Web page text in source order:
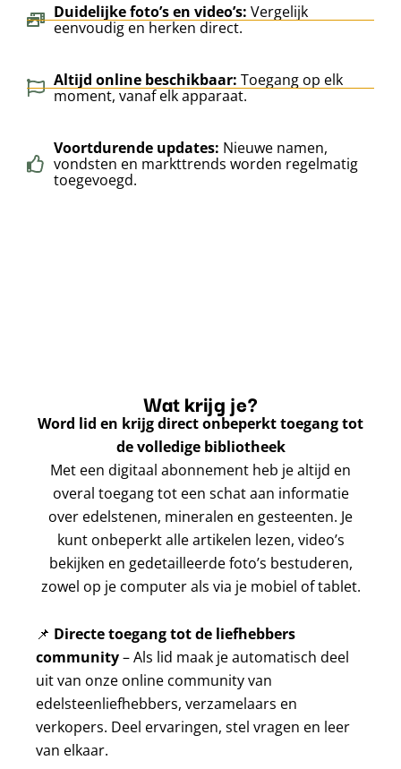
Duidelijke foto’s en video’s: Vergelijk
eenvoudig en herken direct.
Altijd online beschikbaar: Toegang op elk
moment, vanaf elk apparaat.
Voortdurende updates: Nieuwe namen,
vondsten en markttrends worden regelmatig
toegevoegd.
Wat krijg je?
Word lid en krijg direct onbeperkt toegang tot
de volledige bibliotheek
Met een digitaal abonnement heb je altijd en
overal toegang tot een schat aan informatie
over edelstenen, mineralen en gesteenten. Je
kunt onbeperkt alle artikelen lezen, video’s
bekijken en gedetailleerde foto’s bestuderen,
zowel op je computer als via je mobiel of tablet.
📌 Directe toegang tot de liefhebbers
community– Als lid maak je automatisch deel
uit van onze online community van
edelsteenliefhebbers, verzamelaars en
verkopers. Deel ervaringen, stel vragen en leer
van elkaar.